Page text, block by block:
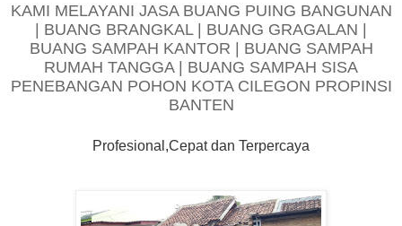
KAMI MELAYANI JASA BUANG PUING BANGUNAN
| BUANG BRANGKAL | BUANG GRAGALAN |
BUANG SAMPAH KANTOR | BUANG SAMPAH
RUMAH TANGGA | BUANG SAMPAH SISA
PENEBANGAN POHON KOTA CILEGON PROPINSI
BANTEN
Profesional,Cepat dan Terpercaya